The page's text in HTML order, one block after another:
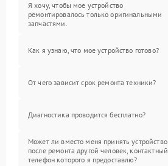
Я хочу, чтобы мое устройство
ремонтировалось только оригинальными
запчастями.
Как я узнаю, что мое устройство готово?
От чего зависит срок ремонта техники?
Диагностика проводится бесплатно?
Может ли вместо меня принять устройство
после ремонта другой человек, контактный
телефон которого я предоставлю?